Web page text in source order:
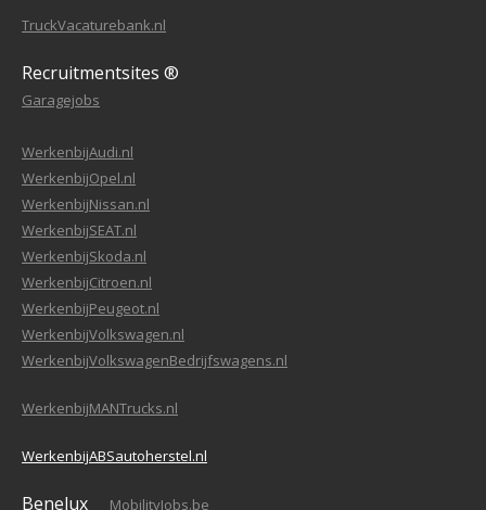
TruckVacaturebank.nl
Recruitmentsites ®
Garagejobs
WerkenbijAudi.nl
WerkenbijOpel.nl
WerkenbijNissan.nl
WerkenbijSEAT.nl
WerkenbijSkoda.nl
WerkenbijCitroen.nl
WerkenbijPeugeot.nl
WerkenbijVolkswagen.nl
WerkenbijVolkswagenBedrijfswagens.nl
WerkenbijMANTrucks.nl
WerkenbijABSautoherstel.nl
Benelux MobilityJobs.be